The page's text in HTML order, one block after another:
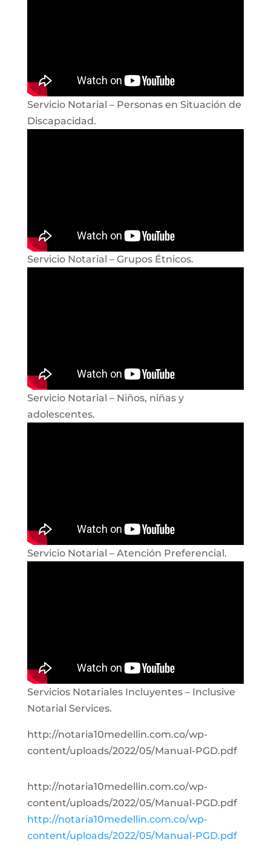
Servicio Notarial – Personas en Situación de
Discapacidad.
Servicio Notarial – Grupos Étnicos.
Servicio Notarial – Niños, niñas y
adolescentes.
Servicio Notarial – Atención Preferencial.
Servicios Notariales Incluyentes – Inclusive
Notarial Services.
http://notaria10medellin.com.co/wp-
content/uploads/2022/05/Manual-PGD.pdf
http://notaria10medellin.com.co/wp-
content/uploads/2022/05/Manual-PGD.pdf
http://notaria10medellin.com.co/wp-
content/uploads/2022/05/Manual-PGD.pdf